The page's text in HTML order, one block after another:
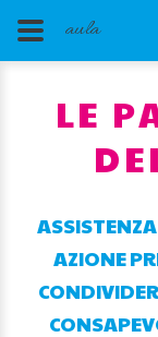
aula
LE
ASSISTENZA
AZIONE